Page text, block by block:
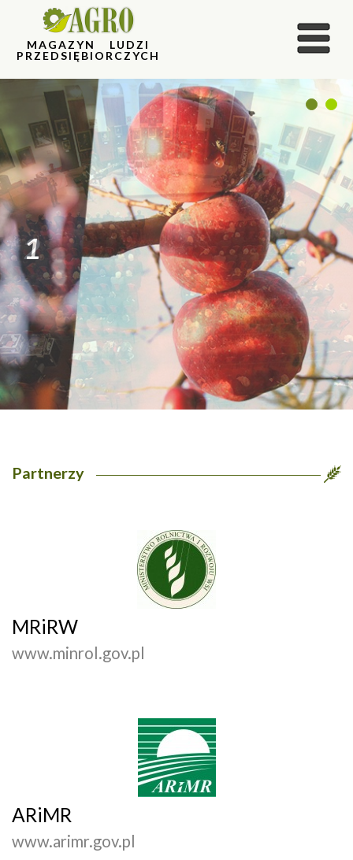
MAGAZYN LUDZI
PRZEDSIĘBIORCZYCH
2
1 2
Partnerzy
MRiRW
www.minrol.gov.pl
ARiMR
www.arimr.gov.pl